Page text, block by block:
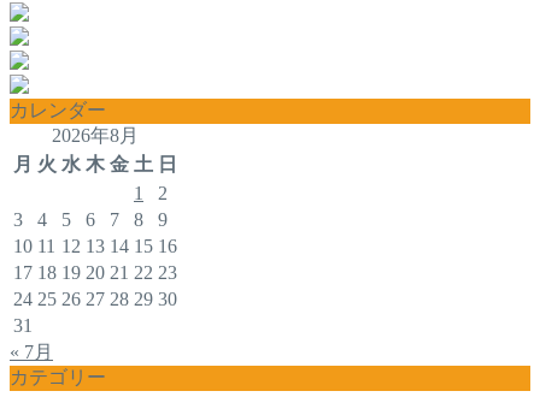
カレンダー
2026年8月
月 火 水 木 金 土 日
1
2
3
4 5 6 7 8
9
10 11 12 13 14 15 16
17 18 19 20 21 22 23
24 25 26 27 28 29 30
31
« 7月
カテゴリー